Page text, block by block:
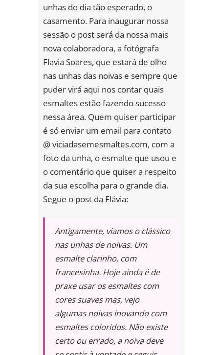
unhas do dia tão esperado, o
casamento. Para inaugurar nossa
sessão o post será da nossa mais
nova colaboradora, a fotógrafa
Flavia Soares, que estará de olho
nas unhas das noivas e sempre que
puder virá aqui nos contar quais
esmaltes estão fazendo sucesso
nessa área. Quem quiser participar
é só enviar um email para contato
@ viciadasemesmaltes.com, com a
foto da unha, o esmalte que usou e
o comentário que quiser a respeito
da sua escolha para o grande dia.
Segue o post da Flávia:
Antigamente, víamos o clássico
nas unhas de noivas. Um
esmalte clarinho, com
francesinha. Hoje ainda é de
praxe usar os esmaltes com
cores suaves mas, vejo
algumas noivas inovando com
esmaltes coloridos. Não existe
certo ou errado, a noiva deve